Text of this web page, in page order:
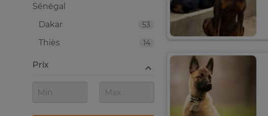
Sénégal
53
Dakar
14
Thiès
Prix